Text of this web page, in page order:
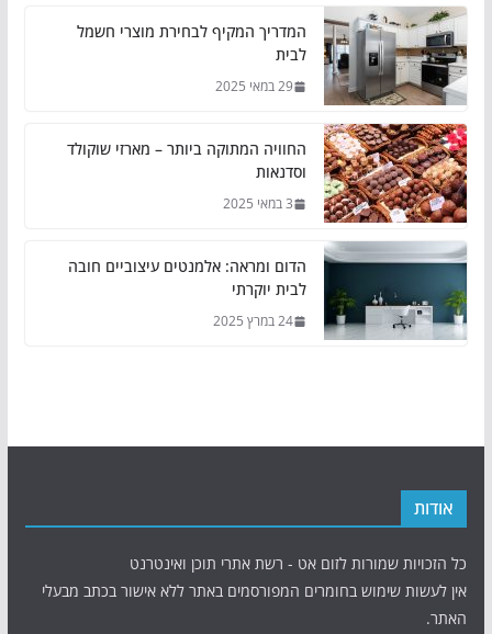
המדריך המקיף לבחירת מוצרי חשמל
לבית
29 במאי 2025
החוויה המתוקה ביותר – מארזי שוקולד
וסדנאות
3 במאי 2025
הדום ומראה: אלמנטים עיצוביים חובה
לבית יוקרתי
24 במרץ 2025
אודות
כל הזכויות שמורות לזום אט - רשת אתרי תוכן ואינטרנט
אין לעשות שימוש בחומרים המפורסמים באתר ללא אישור בכתב מבעלי
האתר.